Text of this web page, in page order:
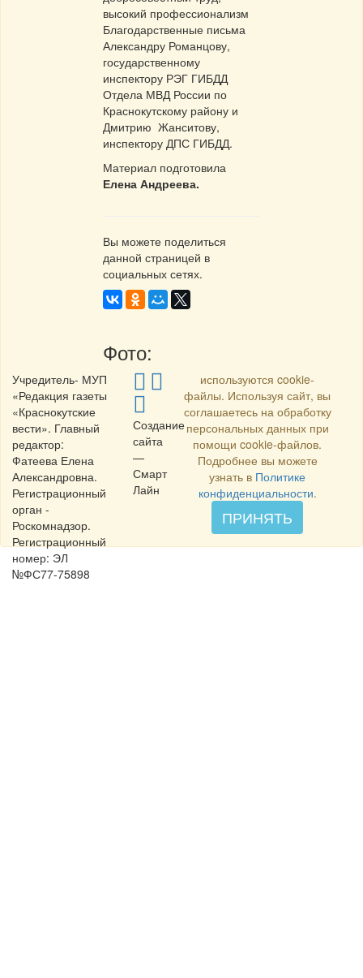
высокий профессионализм
Благодарственные письма
Александру Романцову,
государственному
инспектору РЭГ ГИБДД
Отдела МВД России по
Краснокутскому району и
Дмитрию Жанситову,
инспектору ДПС ГИБДД.
Материал подготовила
Елена Андреева.
Вы можете поделиться
данной страницей в
социальных сетях.
Фото:
Учредитель- МУП
«Редакция газеты
«Краснокутские
вести». Главный
редактор:
Фатеева Елена
Александровна.
Регистрационный
орган -
Роскомнадзор.
Регистрационный
номер: ЭЛ
№ФС77-75898
Создание
сайта
—
Смарт
Лайн
используются cookie-
файлы. Используя сайт, вы
соглашаетесь на обработку
персональных данных при
помощи cookie-файлов.
Подробнее вы можете
узнать в Политике
конфиденциальности.
ПРИНЯТЬ